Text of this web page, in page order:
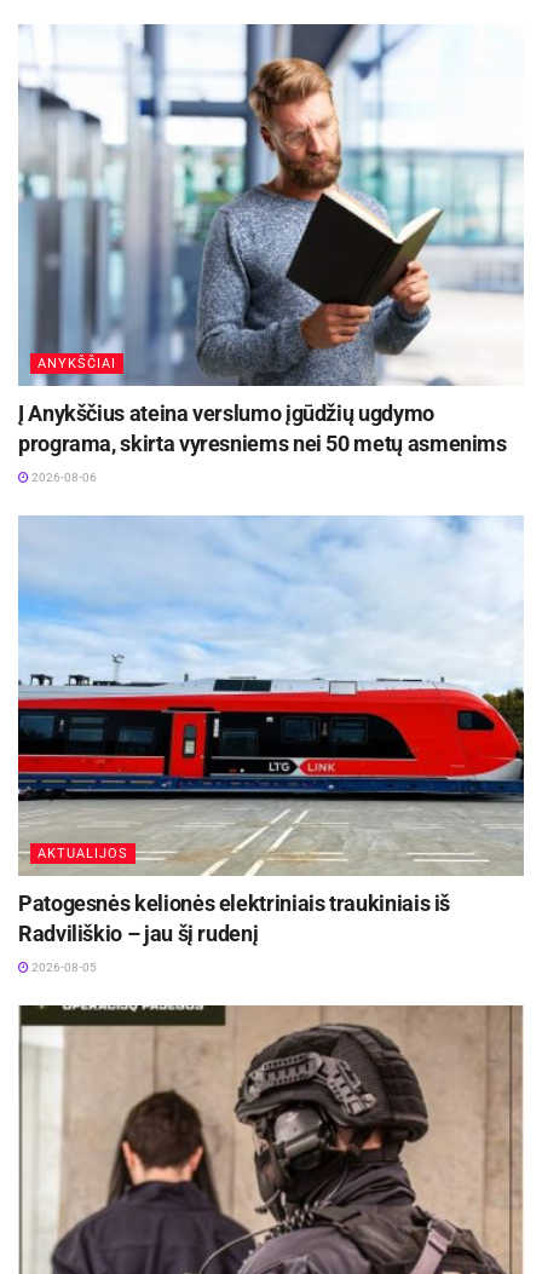
nepamiršti pasikeisti baterijų. Norint patikrinti ar
dūmų detektorius veikia, reikia paspausti
kontrolinį mygtuką. Jeigu signalo nėra – reikia
nedelsiant pakeisti maitinimo elementą taip
užtikrinant sklandų veikimą.
Jei dar nėra įrengta dūmų detektoriaus,
suskubkite įsirengti kuo skubiau! Kilus gaisrui
dūmų detektorius gali išgelbėti ne tik artimųjų
gyvybes, bet turtą.
Šaltinis: Anykščių rajono savivaldybė
ANYKŠČIAI
Į Anykščius ateina verslumo įgūdžių ugdymo
programa, skirta vyresniems nei 50 metų asmenims
2026-08-06
AKTUALIJOS
Patogesnės kelionės elektriniais traukiniais iš
Radviliškio – jau šį rudenį
2026-08-05